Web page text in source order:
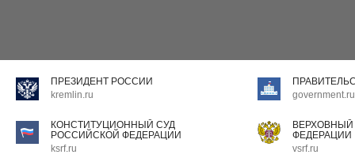
ПРЕЗИДЕНТ РОССИИ
kremlin.ru
government.ru
КОНСТИТУЦИОННЫЙ СУД
РОССИЙСКОЙ ФЕДЕРАЦИИ
ksrf.ru
ФЕДЕРАЦИИ
vsrf.ru